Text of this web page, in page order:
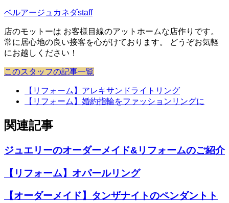
ベルアージュカネダstaff
店のモットーは お客様目線のアットホームな店作りです。
常に居心地の良い接客を心がけております。 どうぞお気軽
にお越しください！
このスタッフの記事一覧
【リフォーム】アレキサンドライトリング
【リフォーム】婚約指輪をファッションリングに
関連記事
ジュエリーのオーダーメイド&リフォームのご紹介
【リフォーム】オパールリング
【オーダーメイド】タンザナイトのペンダントト